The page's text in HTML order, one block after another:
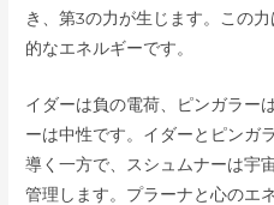
き、第3の力が生じます。この
的なエネルギーです。
イダーは負の電荷、ピンガラー
ーは中性です。イダーとピンガ
導く一方で、スシュムナーは宇
管理します。プラーナと心のエ